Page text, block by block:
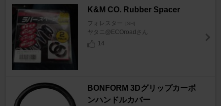
K&M CO. Rubber Spacer
フォレスター [SH]
ヤタニ@ECOroadさん
14
BONFORM 3Dグリップカーボ
ンハンドルカバー